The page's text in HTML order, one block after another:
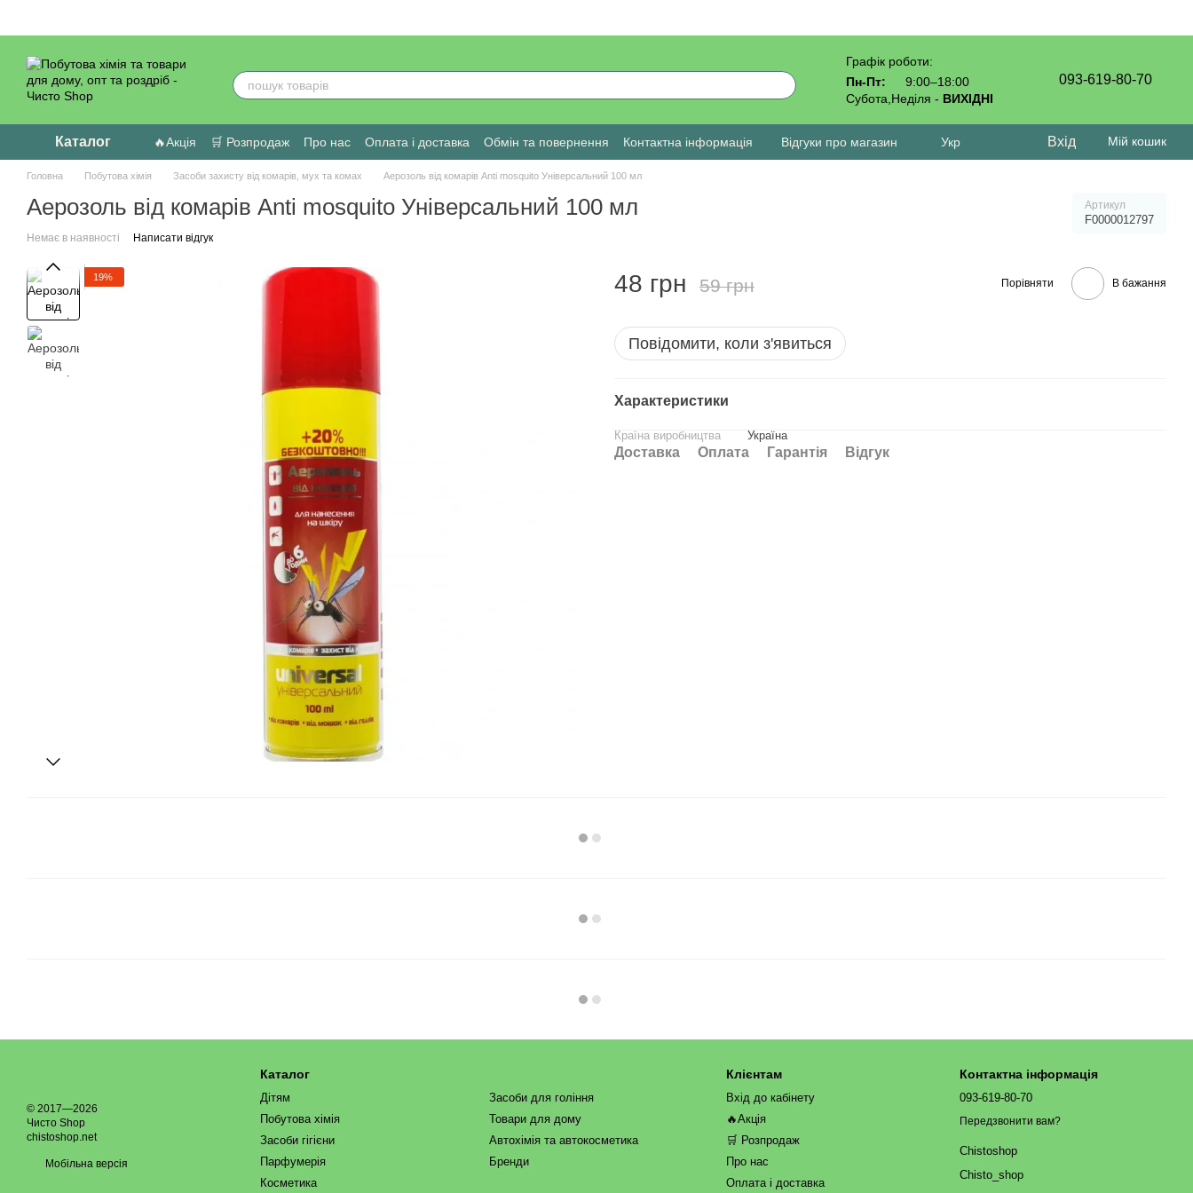
Графік роботи:
Пн-Пт:
9:00–18:00
Субота,Неділя - ВИХІДНІ
093-619-80-70
Каталог 🔥Акція 🛒 Розпродаж Про нас Оплата і доставка Обмін та повернення Контактна інформація Відгуки про магазин Укр Вхід Мій кошик
Головна Побутова хімія Засоби захисту від комарів, мух та комах Аерозоль від комарів Anti mosquito Універсальний 100 мл
Аерозоль від комарів Anti mosquito Універсальний 100 мл Артикул
F0000012797
Немає в наявності Написати відгук
19% 48 грн 59 грн Порівняти В бажання
Повідомити, коли з'явиться
Характеристики
Країна виробництва Україна
Доставка Оплата Гарантія Відгук
© 2017—2026
Чисто Shop
chistoshop.net
Мобільна версія
Каталог
Дітям
Побутова хімія
Засоби гігієни
Парфумерія
Косметика
Засоби для гоління
Товари для дому
Автохімія та автокосметика
Бренди
Клієнтам
Вхід до кабінету
🔥Акція
🛒 Розпродаж
Про нас
Оплата і доставка
Контактна інформація
093-619-80-70
Передзвонити вам?
Chistoshop
Chisto_shop